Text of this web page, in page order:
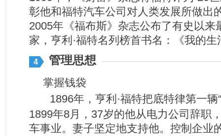
彰他和福特汽车公司对人类发展所做出
2005年《福布斯》杂志公布了有史以来
家，亨利·福特名列榜首书名：《我的
4 管理思想
掌握钱袋
1896年，亨利·福特把底特律第一
1899年8月，37岁的他从电力公司辞职
车事业。妻子坚定地支持他。控制企业